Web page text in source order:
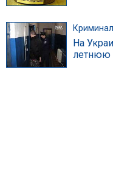
Криминал
На
летнюю